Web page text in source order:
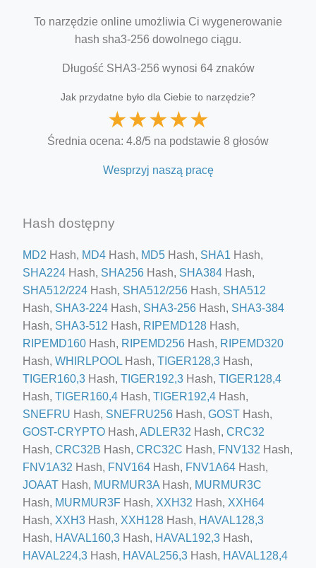
crew-neck-navy-blue/
feed-calculator
co-work?lat=37.49813&lng=127.0284&zoom=16
shredder-plant-equipment/scrap-shredder-fabrication
To narzędzie online umożliwia Ci wygenerowanie
hash sha3-256 dowolnego ciągu.
Długość SHA3-256 wynosi 64 znaków
Jak przydatne było dla Ciebie to narzędzie?
★★★★★
Średnia ocena: 4.8/5 na podstawie 8 głosów
Wesprzyj naszą pracę
Hash dostępny
MD2 Hash, MD4 Hash, MD5 Hash, SHA1 Hash,
SHA224 Hash, SHA256 Hash, SHA384 Hash,
SHA512/224 Hash, SHA512/256 Hash, SHA512
Hash, SHA3-224 Hash, SHA3-256 Hash, SHA3-384
Hash, SHA3-512 Hash, RIPEMD128 Hash,
RIPEMD160 Hash, RIPEMD256 Hash, RIPEMD320
Hash, WHIRLPOOL Hash, TIGER128,3 Hash,
TIGER160,3 Hash, TIGER192,3 Hash, TIGER128,4
Hash, TIGER160,4 Hash, TIGER192,4 Hash,
SNEFRU Hash, SNEFRU256 Hash, GOST Hash,
GOST-CRYPTO Hash, ADLER32 Hash, CRC32
Hash, CRC32B Hash, CRC32C Hash, FNV132 Hash,
FNV1A32 Hash, FNV164 Hash, FNV1A64 Hash,
JOAAT Hash, MURMUR3A Hash, MURMUR3C
Hash, MURMUR3F Hash, XXH32 Hash, XXH64
Hash, XXH3 Hash, XXH128 Hash, HAVAL128,3
Hash, HAVAL160,3 Hash, HAVAL192,3 Hash,
HAVAL224,3 Hash, HAVAL256,3 Hash, HAVAL128,4